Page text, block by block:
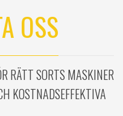
OSS
RÄTT SORTS MASKINER
KOSTNADSEFFEKTIVA